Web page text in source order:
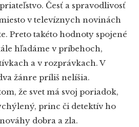
Česť a spravodlivosť
v televíznych novinách
Preto takéto hodnoty spojené
hľadáme v príbehoch,
a v rozprávkach. V
žánre príliš nelíšia.
že svet má svoj poriadok,
princ či detektív ho
dobra a zla.